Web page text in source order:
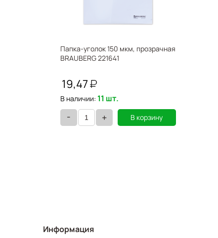
Папка-уголок 150 мкм, прозрачная
BRAUBERG 221641
19,47
В наличии: 11 шт.
- + В корзину
Информация